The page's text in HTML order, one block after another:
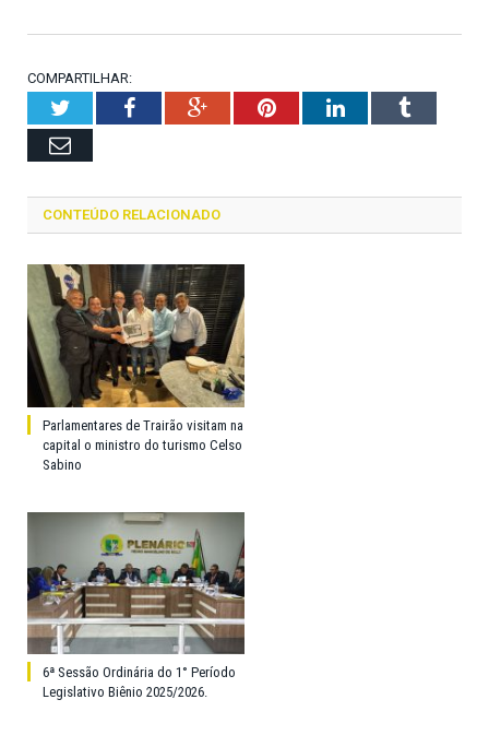
COMPARTILHAR:
TwitterFacebookGoogle+PinterestLinkedInTumblr
Email
CONTEÚDO RELACIONADO
Parlamentares de Trairão visitam na
capital o ministro do turismo Celso
Sabino
6ª Sessão Ordinária do 1° Período
Legislativo Biênio 2025/2026.